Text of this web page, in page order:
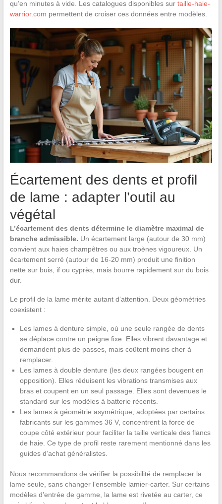
qu’en minutes à vide. Les catalogues disponibles sur taille-haie-
warrior.com permettent de croiser ces données entre modèles.
Écartement des dents et profil
de lame : adapter l’outil au
végétal
L’écartement des dents détermine le diamètre maximal de
branche admissible. Un écartement large (autour de 30 mm)
convient aux haies champêtres ou aux troènes vigoureux. Un
écartement serré (autour de 16-20 mm) produit une finition
nette sur buis, if ou cyprès, mais bourre rapidement sur du bois
dur.
Le profil de la lame mérite autant d’attention. Deux géométries
coexistent :
Les lames à denture simple, où une seule rangée de dents
se déplace contre un peigne fixe. Elles vibrent davantage et
demandent plus de passes, mais coûtent moins cher à
remplacer.
Les lames à double denture (les deux rangées bougent en
opposition). Elles réduisent les vibrations transmises aux
bras et coupent en un seul passage. Elles sont devenues le
standard sur les modèles à batterie récents.
Les lames à géométrie asymétrique, adoptées par certains
fabricants sur les gammes 36 V, concentrent la force de
coupe côté extérieur pour faciliter la taille verticale des flancs
de haie. Ce type de profil reste rarement mentionné dans les
guides d’achat généralistes.
Nous recommandons de vérifier la possibilité de remplacer la
lame seule, sans changer l’ensemble lamier-carter. Sur certains
modèles d’entrée de gamme, la lame est rivetée au carter, ce